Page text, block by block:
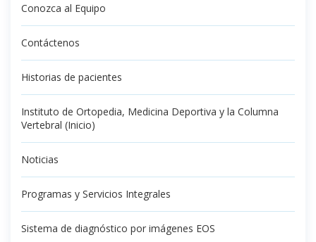
Conozca al Equipo
Contáctenos
Historias de pacientes
Instituto de Ortopedia, Medicina Deportiva y la Columna
Vertebral (Inicio)
Noticias
Programas y Servicios Integrales
Sistema de diagnóstico por imágenes EOS